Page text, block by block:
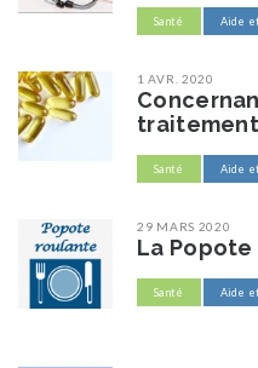
Santé Aide
1 AVR. 2020
Santé Aide
29 MARS 2020
La
Santé Aide